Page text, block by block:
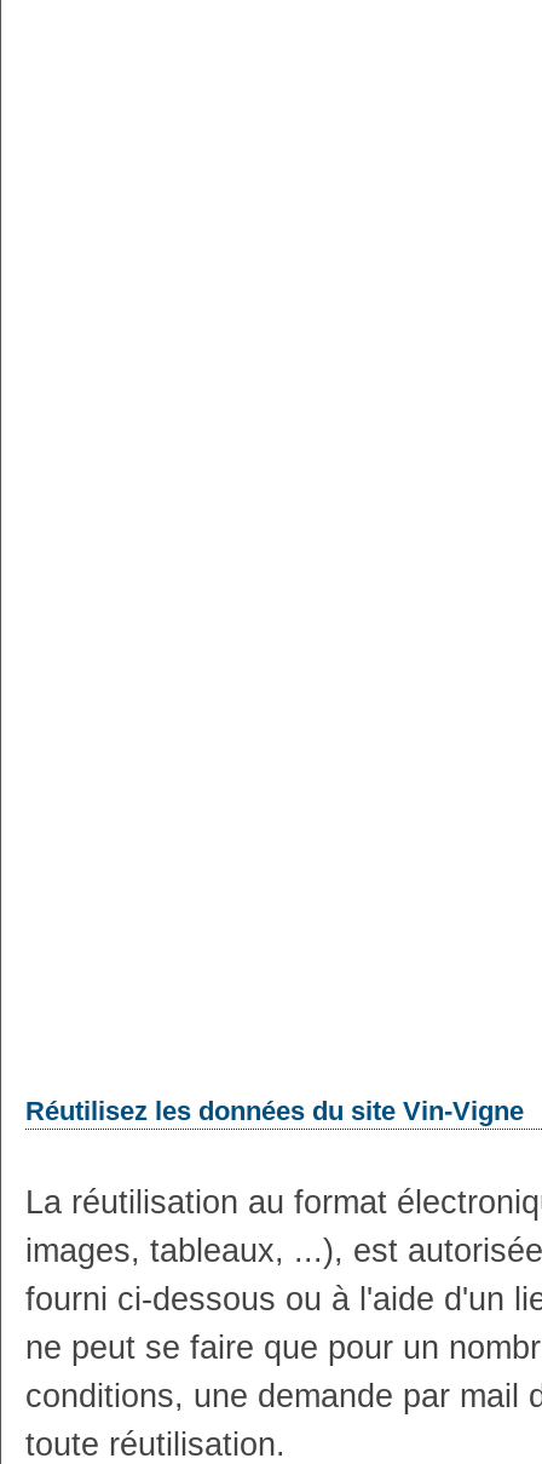
Réutilisez les données du site Vin-Vigne
La réutilisation au format
images, tableaux, ...), est
fourni ci-dessous ou à l'aide d'un
ne peut se faire que pour un
conditions, une demande par mail
toute réutilisation.